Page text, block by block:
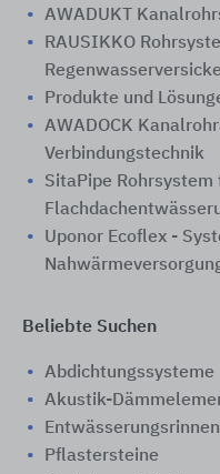
AWADUKT
RAUSIKKO
Produkte und
AWADOCK
Verbindungstechnik
SitaPipe Rohrsystem
Uponor Ecoflex -
Beliebte Suchen
Abdichtungssysteme
Akustik-
Entwässerungsrinnen
Pflastersteine